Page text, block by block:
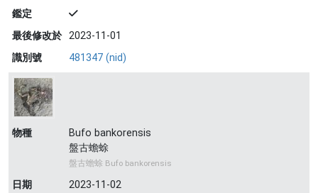
鑑定
最後修改於 2023-11-01
識別號
481347 (nid)
物種
Bufo bankorensis
盤古蟾蜍
盤古蟾蜍 Bufo bankorensis
日期
2023-11-02